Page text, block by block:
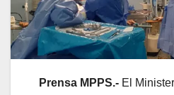
Prensa MPPS.- El